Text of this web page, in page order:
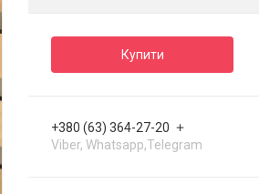
Купити
+380 (63) 364-27-20
Viber, Whatsapp,Telegram